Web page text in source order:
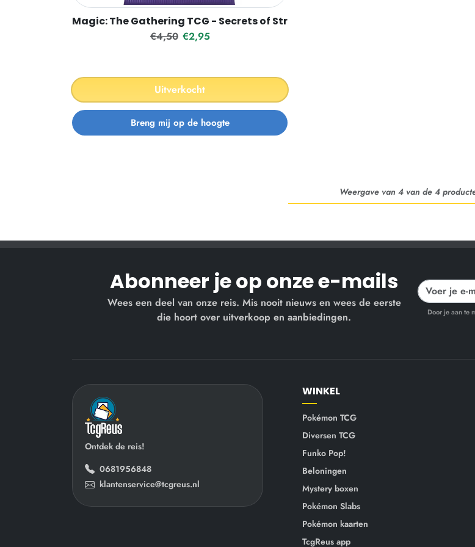
Magic: The Gathering TCG - Secrets of Strixhaven Play Booster Pack
Reguliere prijs
€4,50 Verkoopprijs
€2,95
Uitverkocht
Weergave van 4 van de 4
Abonneer je op onze e-mails
Wees een deel van onze reis. Mis nooit nieuws en wees de eerste
die hoort over uitverkoop en aanbiedingen.
Door je aan te
Ontdek de reis!
0681956848
klantenservice@tcgreus.nl
WINKEL
Pokémon TCG
Diversen TCG
Funko Pop!
Beloningen
Mystery boxen
Pokémon Slabs
Pokémon kaarten
TcgReus app